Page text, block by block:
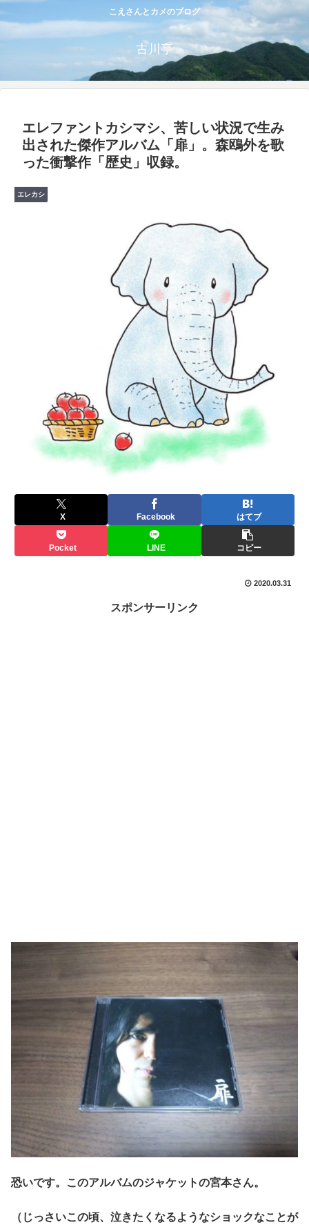
こえさんとカメのブログ
古川亭
エレファントカシマシ、苦しい状況で生み
出された傑作アルバム「扉」。森鴎外を歌
った衝撃作「歴史」収録。
エレカシ
X Facebook はてブ
Pocket LINE コピー
2020.03.31
スポンサーリンク
恐いです。このアルバムのジャケットの宮本さん。
（じっさいこの頃、泣きたくなるようなショックなことが